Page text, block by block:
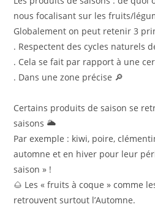
nous focalisant sur les fruits/
Globalement on peut retenir 3
. Respectent des cycles naturels
. Cela se fait par rapport à une
. Dans une zone précise 🔎
Certains produits de saison se
saisons 🌥
Par exemple : kiwi, poire,
automne et en hiver pour leur
saison » !
🌰 Les « fruits à coque » comme
retrouvent surtout l’Automne.